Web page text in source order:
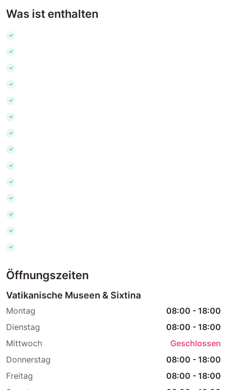
Was ist enthalten
Öffnungszeiten
Vatikanische Museen & Sixtina
Montag 08:00 - 18:00
Dienstag
08:00 - 18:00
Mittwoch
Geschlossen
Donnerstag
08:00 - 18:00
Freitag
08:00 - 18:00